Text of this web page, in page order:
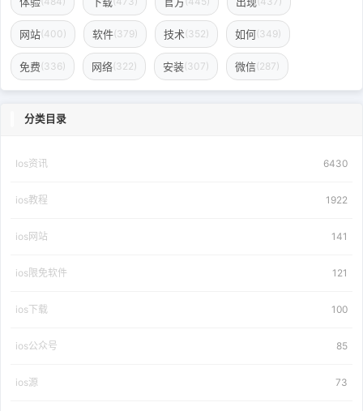
网站(400) 软件(379) 技术(352) 如何(349)
免费(336) 网络(322) 安装(307) 微信(287)
分类目录
Ios资讯 6430
ios教程 1922
ios网站 141
ios限免软件 121
ios下载 100
ios公众号 85
ios源 73